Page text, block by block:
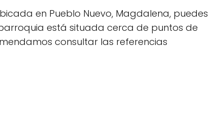
en Pueblo Nuevo, Magdalena, puedes
está situada cerca de puntos de
consultar las referencias